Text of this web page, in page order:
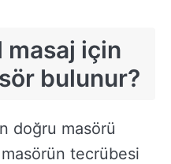
masaj için
bulunur?
doğru masörü
tecrübesi